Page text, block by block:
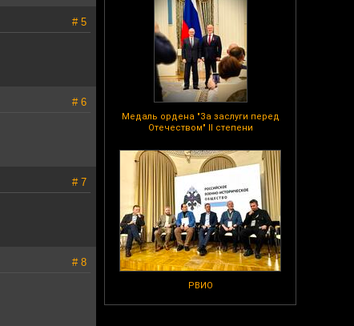
Медаль ордена "За заслуги перед
Отечеством" II степени
РВИО
# 5
# 6
# 7
# 8